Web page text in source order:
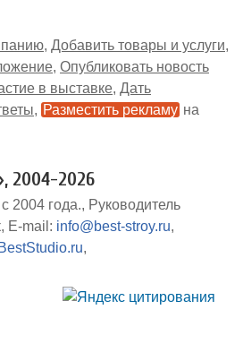
Добавить товары и услуги
Опубликовать новость
в выставке Дать
Разместить рекламу на
2004-2026
2004 года.
Руководитель
E-mail: info@best-stroy.ru
BestStudio.ru